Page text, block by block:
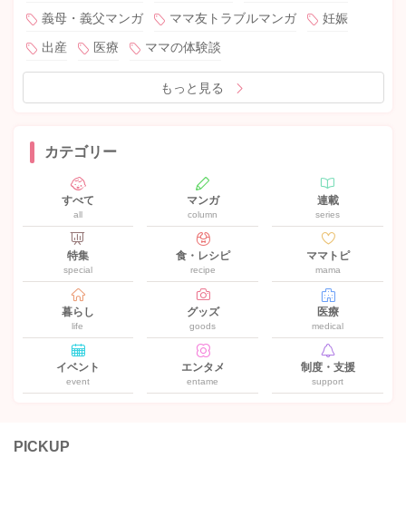
義母・義父マンガ
ママ友トラブルマンガ
妊娠
出産
医療 ママの体験談
もっと見る
カテゴリー
すべて
all
マンガ
column
連載
series
特集
special
食・レシピ
recipe
ママトピ
mama
暮らし
life
グッズ
goods
医療
medical
イベント
event
エンタメ
entame
制度・支援
support
PICKUP